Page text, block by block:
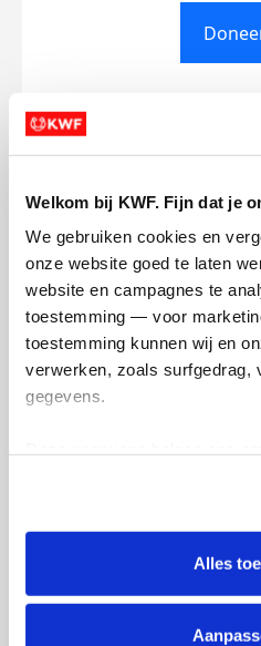
Welkom bij KWF. Fijn dat je
We gebruiken cookies en
onze website goed te laten
website en campagnes te
toestemming — voor
toestemming kunnen wij en
verwerken, zoals surfgedrag,
gegevens.
tonen. Je kunt je
intrekken via Cookie
lijst met cookies is te vinden
Alles
€503
Doneer
Huib's